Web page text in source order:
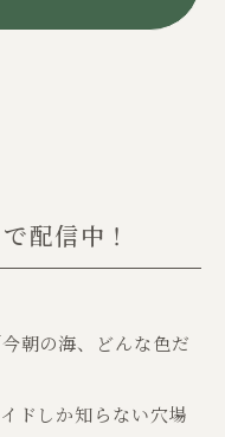
配信中！
朝の海、どんな色だ
ドしか知らない穴場